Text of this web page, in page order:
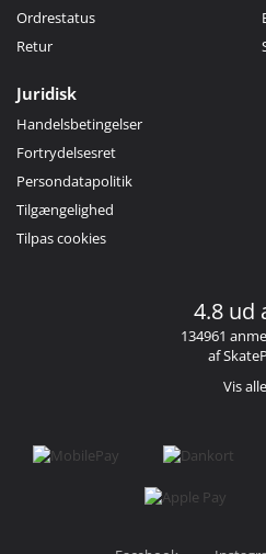
Ordrestatus
Retur
Juridisk
Handelsbetingelser
Fortrydelsesret
Persondatapolitik
Tilgængelighed
Tilpas cookies
4.8 ud
134961
af
Vis alle